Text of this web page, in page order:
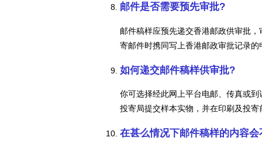
邮件是否需要预先审批?
邮件稿样应预先递交香港邮政供审批
寄邮件时携同写上香港邮政审批记录的
如何递交邮件稿样供审批?
你可选择经此网上平台电邮、传真或
投寄局提交样本实物，并在印刷及投
在甚么情况下邮件稿样的内容